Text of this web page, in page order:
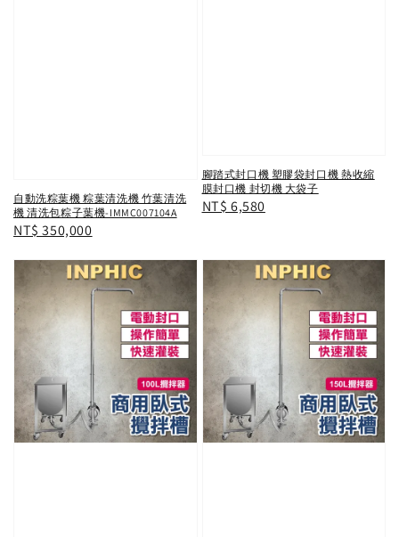
自動洗粽葉機 粽葉清洗機 竹葉清洗
機 清洗包粽子葉機-IMMC007104A
Regular
NT$ 350,000
腳踏式封口機 塑膠袋封口機 熱收縮
膜封口機 封切機 大袋子
Regular
NT$ 6,580